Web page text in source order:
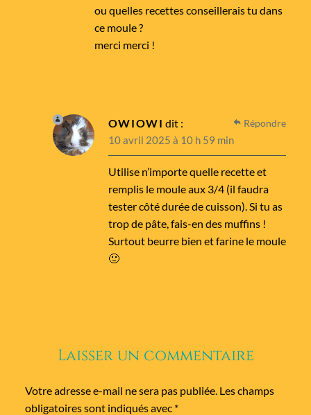
ou quelles recettes conseillerais tu dans
ce moule ?
merci merci !
OWIOWI dit :
10 avril 2025 à 10 h 59 min
Utilise n’importe quelle recette et
remplis le moule aux 3/4 (il faudra
tester côté durée de cuisson). Si tu as
trop de pâte, fais-en des muffins !
Surtout beurre bien et farine le moule
🙂
Répondre
Laisser un commentaire
Votre adresse e-mail ne sera pas publiée. Les champs
obligatoires sont indiqués avec *